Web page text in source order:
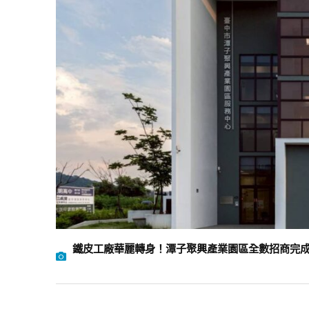
鐵皮工廠華麗轉身！潭子聚興產業園區全數招商完